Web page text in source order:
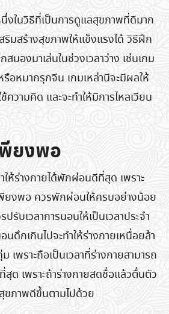
งในวิธีที่เป็นการดูแลสุขภาพที่ดีมาก
ริมสร้างสุขภาพให้แข็งแรงได้ วิธีฝึก
มองมาเล่นในช่วงเวลาว่าง เช่นเกม
อหมากรุกจีน เกมเหล่านีจะมีผลให้
ความคิด และจะทำให้มีการไหลเวียน
ยงพอ
ห้ร่างกายได้พักผ่อนดีที่สุด เพราะ
ยงพอ ควรพักผ่อนให้ครบอย่างน้อย
รับเวลาการนอนให้เป็นเวลาประจำ
นดึกเกินไปจะทำให้ร่างกายเหนื่อยล้า
เพราะถือเป็นเวลาที่ร่างกายสามารถ
ด เพราะถ้าร่างกายสดชื่อแล้วตื่นตัว
ขภาพดีขึ้นตามไปด้วย